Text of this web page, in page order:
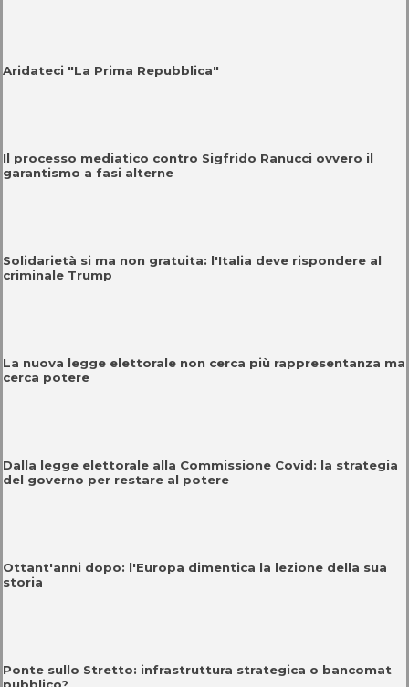
Aridateci "La Prima Repubblica"
Il processo mediatico contro Sigfrido Ranucci ovvero il
garantismo a fasi alterne
Solidarietà si ma non gratuita: l'Italia deve rispondere al
criminale Trump
La nuova legge elettorale non cerca più rappresentanza ma
cerca potere
Dalla legge elettorale alla Commissione Covid: la strategia
del governo per restare al potere
Ottant'anni dopo: l'Europa dimentica la lezione della sua
storia
Ponte sullo Stretto: infrastruttura strategica o bancomat